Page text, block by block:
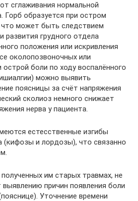
сглаживания нормальной
Горб образуется при остром
что может быть следствием
развития грудного отдела
положения или искривления
околопозвоночных или
боли по ходу воспалённого
можно выявить
поясницы за счёт напряжения
сколиоз немного снижает
нерва у пациента.
естесственные изгибы
(кифозы и лордозы), что связанно
им старых травмах, не
выявлению причин появления боли
Уточнение времени